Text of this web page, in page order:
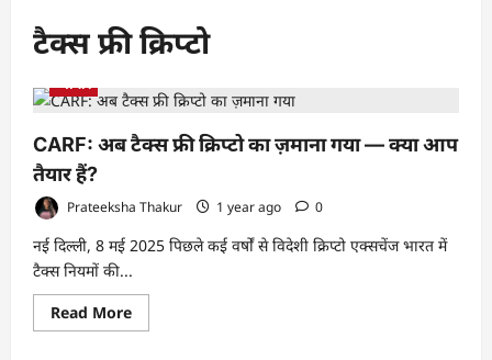
टैक्स फ्री क्रिप्टो
व्यापार
CARF: अब टैक्स फ्री क्रिप्टो का ज़माना गया — क्या आप
तैयार हैं?
Prateeksha Thakur 1 year ago 0
नई दिल्ली, 8 मई 2025 पिछले कई वर्षों से विदेशी क्रिप्टो एक्सचेंज भारत में
टैक्स नियमों की...
Read MoreRead
more